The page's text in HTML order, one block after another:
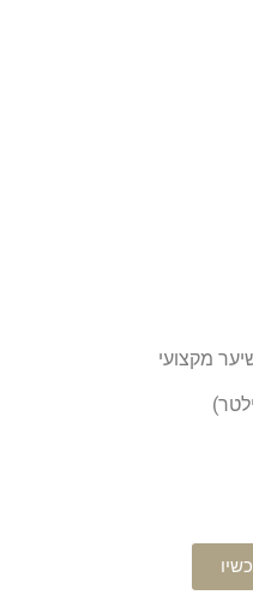
מקצועי